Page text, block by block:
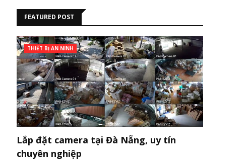
FEATURED POST
THIẾT BỊ AN NINH
Lắp đặt camera tại Đà Nẵng, uy tín
chuyên nghiệp